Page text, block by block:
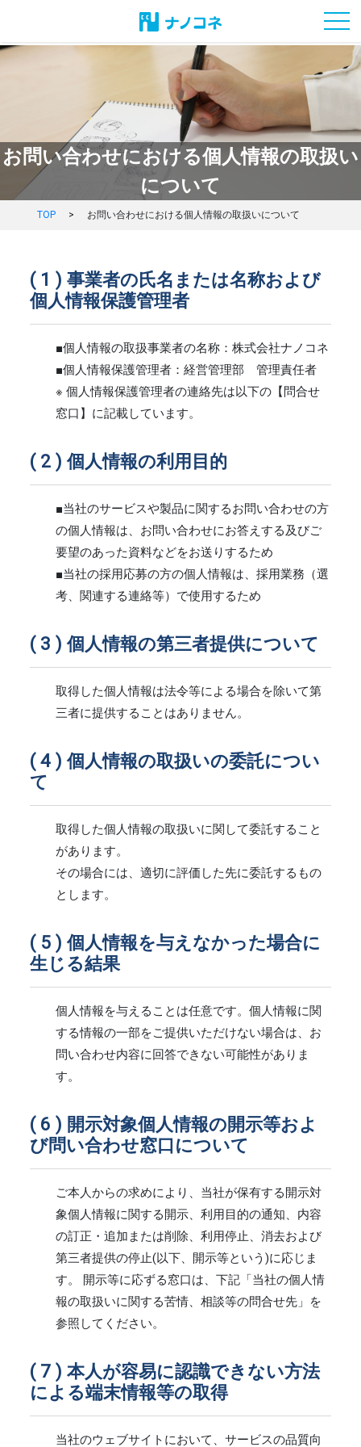
お問い合わせにおける個人情報の取扱い
について
TOP > お問い合わせにおける個人情報の取扱いについて
事業者の氏名または名称および
個人情報保護管理者
■個人情報の取扱事業者の名称：株式会社ナノコネ
■個人情報保護管理者：経営管理部 管理責任者
※ 個人情報保護管理者の連絡先は以下の【問合せ
窓口】に記載しています。
個人情報の利用目的
■当社のサービスや製品に関するお問い合わせの方
の個人情報は、お問い合わせにお答えする及びご
要望のあった資料などをお送りするため
■当社の採用応募の方の個人情報は、採用業務（選
考、関連する連絡等）で使用するため
個人情報の第三者提供について
取得した個人情報は法令等による場合を除いて第
三者に提供することはありません。
個人情報の取扱いの委託につい
て
取得した個人情報の取扱いに関して委託すること
があります。
その場合には、適切に評価した先に委託するもの
とします。
個人情報を与えなかった場合に
生じる結果
個人情報を与えることは任意です。個人情報に関
する情報の一部をご提供いただけない場合は、お
問い合わせ内容に回答できない可能性がありま
す。
開示対象個人情報の開示等およ
び問い合わせ窓口について
ご本人からの求めにより、当社が保有する開示対
象個人情報に関する開示、利用目的の通知、内容
の訂正・追加または削除、利用停止、消去および
第三者提供の停止(以下、開示等という)に応じま
す。 開示等に応ずる窓口は、下記「当社の個人情
報の取扱いに関する苦情、相談等の問合せ先」を
参照してください。
本人が容易に認識できない方法
による端末情報等の取得
当社のウェブサイトにおいて、サービスの品質向